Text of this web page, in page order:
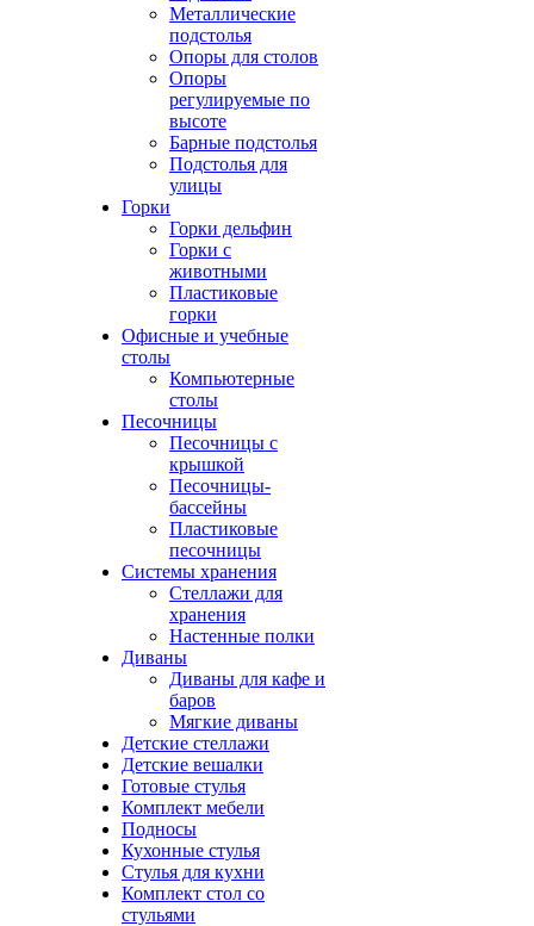
Металлические
подстолья
Опоры для столов
Опоры
регулируемые по
высоте
Барные подстолья
Подстолья для
улицы
Горки
Горки дельфин
Горки с
животными
Пластиковые
горки
Офисные и учебные
столы
Компьютерные
столы
Песочницы
Песочницы с
крышкой
Песочницы-
бассейны
Пластиковые
песочницы
Системы хранения
Стеллажи для
хранения
Настенные полки
Диваны
Диваны для кафе и
баров
Мягкие диваны
Детские стеллажи
Детские вешалки
Готовые стулья
Комплект мебели
Подносы
Кухонные стулья
Стулья для кухни
Комплект стол со
стульями